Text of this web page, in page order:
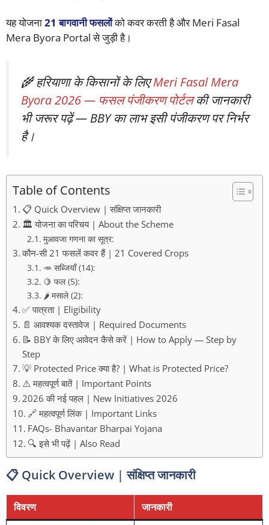
यह योजना21 बागवानी फसलोंको कवर करती है और Meri Fasal
Mera Byora Portal से जुड़ी है।
🌾 हरियाणा के किसानों के लिएMeri Fasal Mera
Byora 2026 — फसल पंजीकरण पोर्टलकी जानकारी
भी जरूर पढ़ें — BBY का लाभ इसी पंजीकरण पर निर्भर
है।
Table of Contents
📋 Quick Overview | संक्षिप्त जानकारी
🏛️ योजना का परिचय | About the Scheme
मुआवजा गणना का सूत्र:
कौन-सी 21 फसलें कवर हैं | 21 Covered Crops
🥕 सब्जियाँ (14):
🍋 फल (5):
🌶️ मसाले (2):
✅ पात्रता | Eligibility
📄 आवश्यक दस्तावेज | Required Documents
📝 BBY के लिए आवेदन कैसे करें | How to Apply — Step by
Step
💡 Protected Price क्या है? | What is Protected Price?
⚠️ महत्वपूर्ण बातें | Important Points
2026 की नई पहल | New Initiatives 2026
🔗 महत्वपूर्ण लिंक | Important Links
FAQs- Bhavantar Bharpai Yojana
🔍 इसे भी पढ़ें | Also Read
📋 Quick Overview | संक्षिप्त जानकारी
विवरण
जानकारी